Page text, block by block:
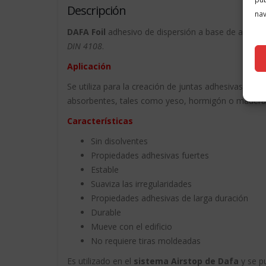
Descripción
DAFA Foil adhesivo de dispersión a base de agua
DIN 4108.
Aplicación
Se utiliza para la creación de juntas adhesivas
absorbentes, tales como yeso, hormigón o
Características
Sin disolventes
Propiedades adhesivas fuertes
Estable
Suaviza las irregularidades
Propiedades adhesivas de larga duración
Durable
Mueve con el edificio
No requiere tiras moldeadas
Es utilizado en el sistema Airstop de Dafa y se